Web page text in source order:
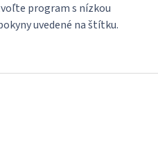
program s nízkou
uvedené na štítku.